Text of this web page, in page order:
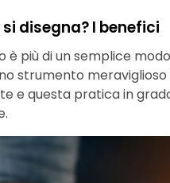
si disegna? I benefici
è più di un semplice
strumento
e questa pratica in